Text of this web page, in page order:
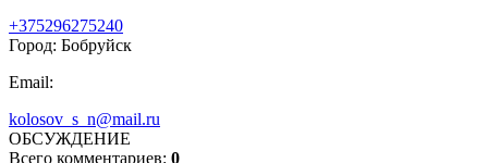
+375296275240
Город: Бобруйск
Email:
kolosov_s_n@mail.ru
ОБСУЖДЕНИЕ
Всего комментариев: 0